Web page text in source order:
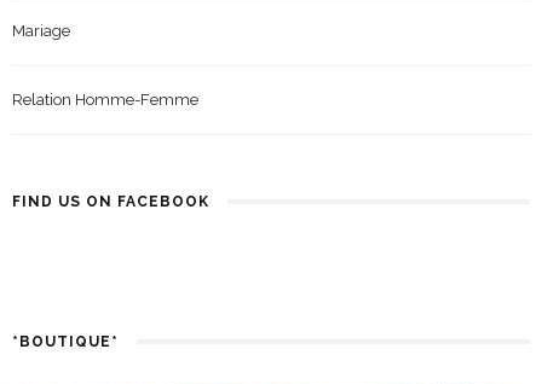
Mariage
Relation Homme-Femme
FIND US ON FACEBOOK
*BOUTIQUE*